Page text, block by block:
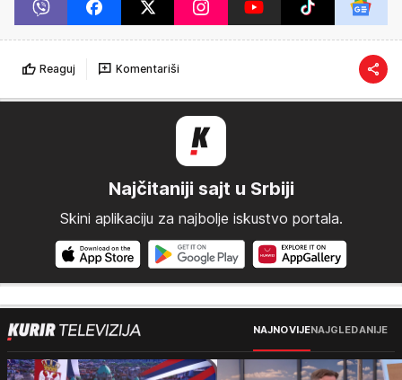
Reaguj Komentariši
Najčitaniji sajt u Srbiji
Skini aplikaciju za najbolje iskustvo portala.
NAJNOVIJENAJGLEDANIJE